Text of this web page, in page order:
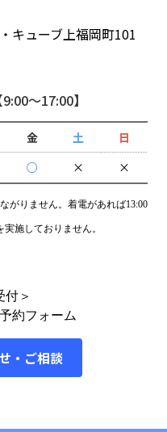
キューブ上福岡町101
9:00～17:00】
金 土
日
○ × ×
がりません。着電があれば13:00
施しておりません。
付＞
約フォーム
・ご相談